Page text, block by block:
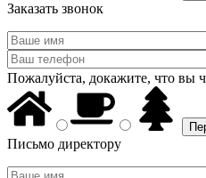
Заказать звонок
Пожалуйста, докажите, что вы
Письмо директору